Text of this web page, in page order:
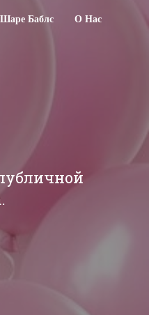
Баблс О Нас